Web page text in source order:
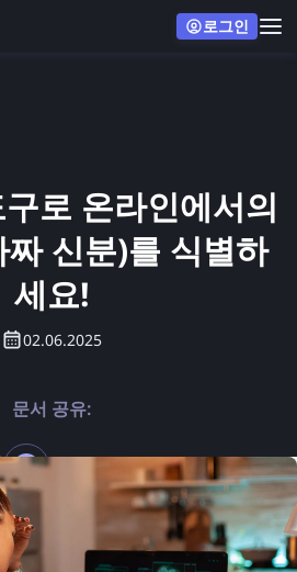
로그인
로 온라인에서의
신분)를 식별하
세요!
02.06.2025
문서 공유: